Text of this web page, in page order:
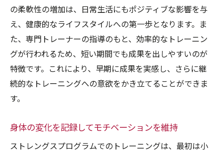
の柔軟性の増加は、日常生活にもポジティブな影響を与
え、健康的なライフスタイルへの第一歩となります。ま
た、専門トレーナーの指導のもと、効率的なトレーニン
グが行われるため、短い期間でも成果を出しやすいのが
特徴です。これにより、早期に成果を実感し、さらに継
続的なトレーニングへの意欲をかき立てることができま
す。
身体の変化を記録してモチベーションを維持
ストレングスプログラムでのトレーニングは、最初は小